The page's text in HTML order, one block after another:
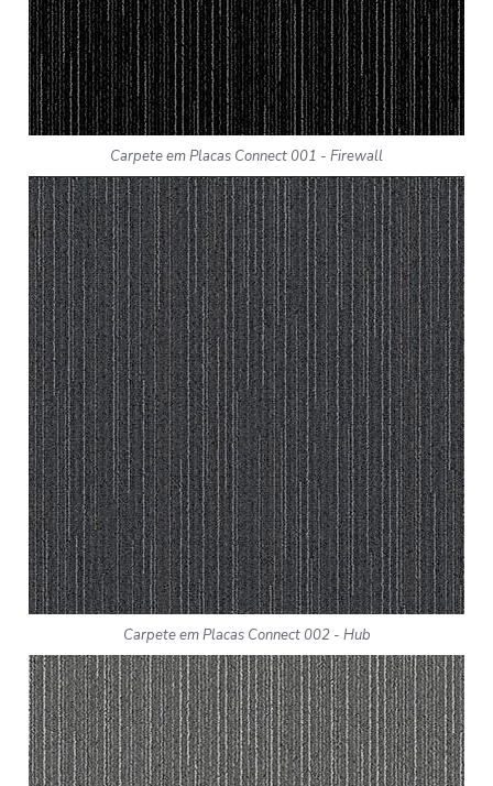
Carpete em Placas Connect 001 - Firewall
Carpete em Placas Connect 002 - Hub